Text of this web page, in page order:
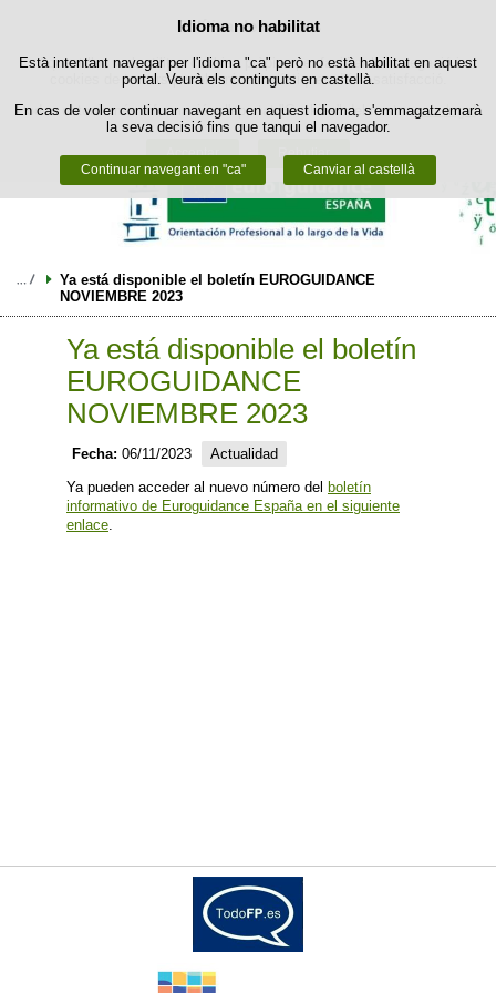
Política de cookies
Aquest lloc web utilitza cookies pròpies per facilitar la navegació i
cookies de tercers per obtenir estadístiques d'ús i satisfacció.
Podeu obtenir més informació a l'apartat "Cookies" del nostreavís legal.
Acceptar Rebutjar
Idioma no habilitat
Està intentant navegar per l'idioma "ca" però no està habilitat en aquest
portal. Veurà els continguts en castellà.
En cas de voler continuar navegant en aquest idioma, s'emmagatzemarà
la seva decisió fins que tanqui el navegador.
Continuar navegant en "ca" Canviar al castellà
Passar al contingut
Ya está disponible el boletín EUROGUIDANCE
NOVIEMBRE 2023
Ya está disponible el boletín
EUROGUIDANCE
NOVIEMBRE 2023
Fecha:06/11/2023
Actualidad
Ya pueden acceder al nuevo número del boletín
informativo de Euroguidance España en el siguiente
enlace